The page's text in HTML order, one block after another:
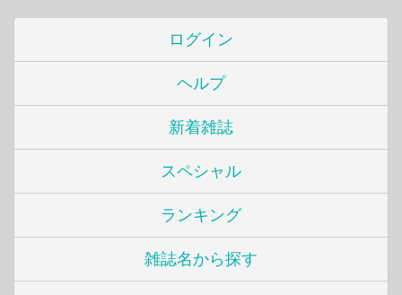
ログイン
ヘルプ
新着雑誌
スペシャル
ランキング
雑誌名から探す